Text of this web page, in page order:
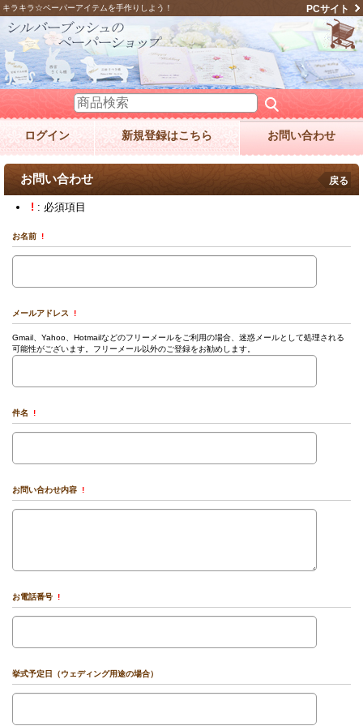
キラキラ☆ペーパーアイテムを手作りしよう！ PCサイト
ログイン 新規登録はこちら お問い合わせ
お問い合わせ 戻る
! : 必須項目
お名前 !
メールアドレス !
Gmail、Yahoo、Hotmailなどのフリーメールをご利用の場合、迷惑メールとして処理される
可能性がございます。フリーメール以外のご登録をお勧めします。
件名 !
お問い合わせ内容 !
お電話番号 !
挙式予定日（ウェディング用途の場合）